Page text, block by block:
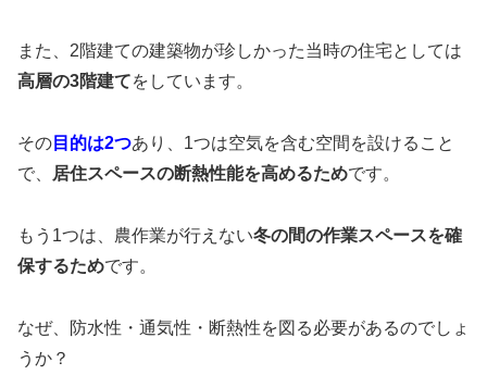
また、2階建ての建築物が珍しかった当時の住宅としては
高層の3階建てをしています。
その 目的は2つあり、1つは空気を含む空間を設けること
で、
居住スペースの断熱性能を高めるためです。
もう1つは、農作業が行えない冬の間の作業スペースを確
保するためです。
なぜ、防水性・通気性・断熱性を図る必要があるのでしょ
うか？